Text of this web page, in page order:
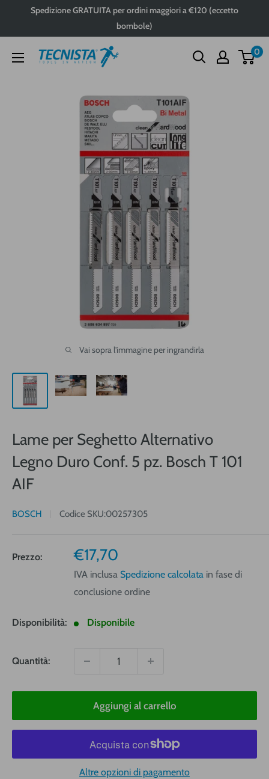
Spedizione GRATUITA per ordini maggiori a €120 (eccetto
bombole)
Tecnista 0
Vai sopra l'immagine per ingrandirla
Lame per Seghetto Alternativo
Legno Duro Conf. 5 pz. Bosch T 101
AIF
BOSCH Codice SKU:00257305
Prezzo:
Prezzo
vendita
€17,70
IVA inclusa Spedizione calcolata in fase di
conclusione ordine
Disponibilità: Disponibile
Quantità:
Aggiungi al carrello
Altre opzioni di pagamento